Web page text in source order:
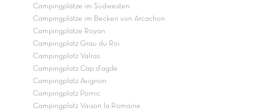
Campingplätze im Südwesten
Campingplätze im Becken von Arcachon
Campingplätze Royan
Campingplatz Grau du Roi
Campingplatz Valras
Campingplatz Cap d'agde
Campingplatz Avignon
Campingplatz Pornic
Campingplatz Vaison la Romaine